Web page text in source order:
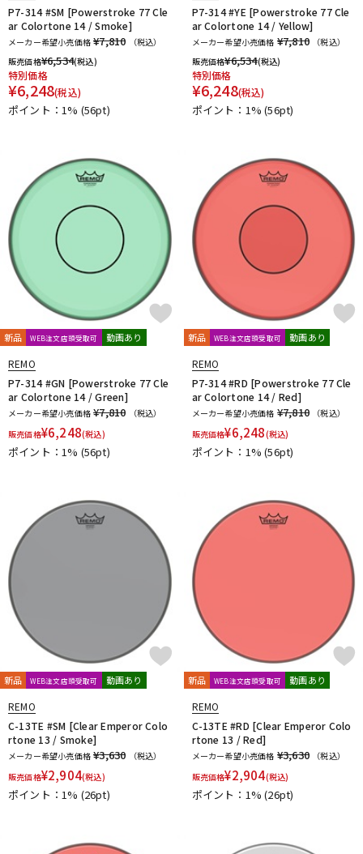
P7-314 #SM [Powerstroke 77 Cle
ar Colortone 14 / Smoke]
メーカー希望小売価格 ¥7,810
（税込）
販売価格¥6,534(税込)
特別価格
¥6,248(税込)
ポイント：1% (56pt)
P7-314 #YE [Powerstroke 77 Cle
ar Colortone 14 / Yellow]
メーカー希望小売価格 ¥7,810
（税込）
販売価格¥6,534(税込)
特別価格
¥6,248(税込)
ポイント：1%(56pt)
新品 WEB注文店頭受取可 動画あり
REMO
P7-314 #GN [Powerstroke 77 Cle
ar Colortone 14 / Green]
メーカー希望小売価格 ¥7,810
（税込）
販売価格¥6,248(税込)
ポイント：1% (56pt)
新品 WEB注文店頭受取可 動画あり
REMO
P7-314 #RD [Powerstroke 77 Cle
ar Colortone 14 / Red]
メーカー希望小売価格 ¥7,810
（税込）
販売価格¥6,248(税込)
ポイント：1%(56pt)
新品 WEB注文店頭受取可 動画あり
REMO
C-13TE #SM [Clear Emperor Colo
rtone 13 / Smoke]
メーカー希望小売価格 ¥3,630
（税込）
販売価格¥2,904(税込)
ポイント：1% (26pt)
新品 WEB注文店頭受取可 動画あり
REMO
C-13TE #RD [Clear Emperor Colo
rtone 13 / Red]
メーカー希望小売価格 ¥3,630
（税込）
販売価格¥2,904(税込)
ポイント：1%(26pt)